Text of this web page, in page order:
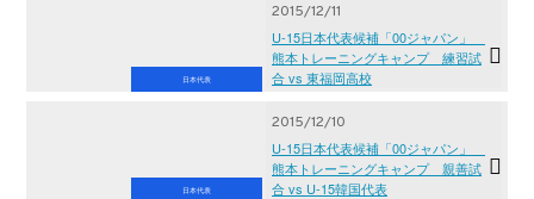
日本代表
2015/12/11
U-15日本代表候補「00ジャパン」
熊本トレーニングキャンプ 練習試
合 vs 東福岡高校
日本代表
2015/12/10
U-15日本代表候補「00ジャパン」
熊本トレーニングキャンプ 親善試
合 vs U-15韓国代表